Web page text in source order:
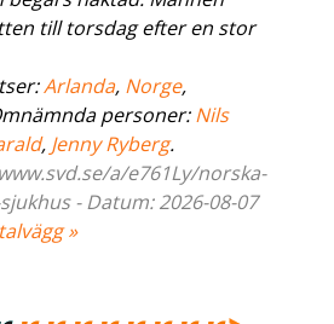
till torsdag efter en stor
Arlanda, Norge,
personer:Nils
, Jenny Ryberg.
a/e761Ly/norska-
- Datum: 2026-08-07
»